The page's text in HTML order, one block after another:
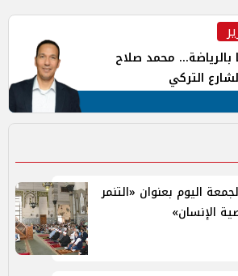
بالرياضة... محمد صلاح
التركي
اليوم بعنوان «التنمر
الإنسان»